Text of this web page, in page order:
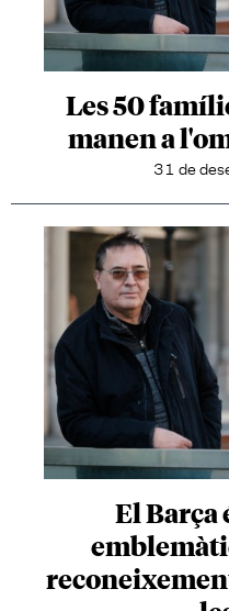
Les 50
manen a
31 de
El Barça